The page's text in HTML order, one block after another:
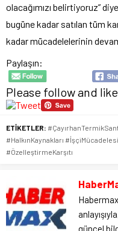
olacağımızı belirtiyoruz”
bugüne kadar satılan tüm
kadar mücadelelerinin
Paylaşın:
Please follow and
ETİKETLER:
#HalkınKaynakları
#ÖzelleştirmeKarşıtı
güncel